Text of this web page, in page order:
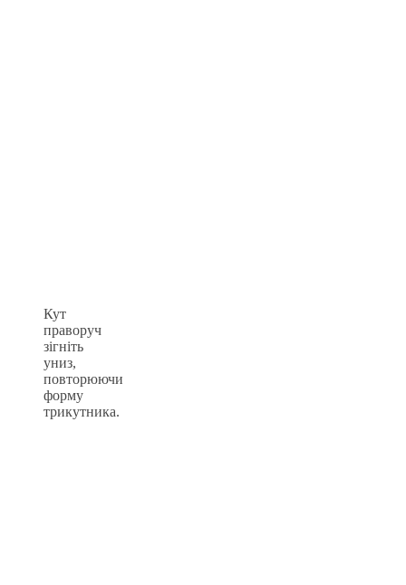
Кут
праворуч
зігніть
униз,
повторюючи
форму
трикутника.